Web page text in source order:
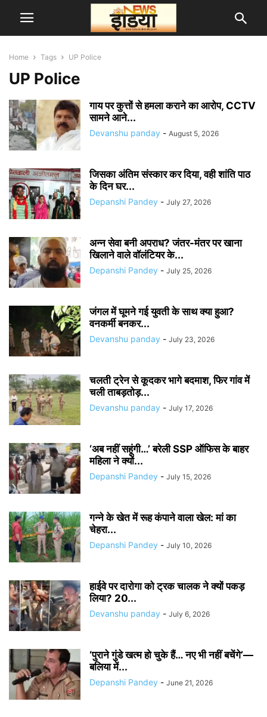
Home Tags UP Police
UP Police
गाय पर कुत्तों से हमला कराने का आरोप, CCTV
सामने आने...
Devanshu panday - August 5, 2026
जिसका अंतिम संस्कार कर दिया, वही शांति पाठ
के दिन घर...
Depanshi Pandey - July 27, 2026
अन्न सेवा बनी अपराध? जंतर-मंतर पर खाना
खिलाने वाले वॉलंटियर के...
Depanshi Pandey - July 25, 2026
जंगल में घूमने गई युवती के साथ क्या हुआ?
वनकर्मी बनकर...
Devanshu panday - July 23, 2026
चलती ट्रेन से कूदकर भागे बदमाश, फिर गांव में
चली ताबड़तोड़...
Devanshu panday - July 17, 2026
‘अब नहीं सहूंगी…’ बरेली SSP ऑफिस के बाहर
महिला ने क्यों...
Depanshi Pandey - July 15, 2026
गन्ने के खेत में रूह कंपाने वाला खेल: मां का
चेहरा...
Depanshi Pandey - July 10, 2026
हाईवे पर दारोगा को ट्रक चालक ने क्यों पकड़
लिया? 20...
Devanshu panday - July 6, 2026
‘पुराने गुंडे खत्म हो चुके हैं… नए भी नहीं बचेंगे’—
बलिया में...
Depanshi Pandey - June 21, 2026